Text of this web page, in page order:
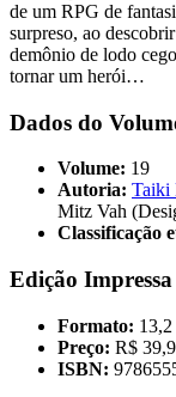
de um RPG de
surpreso, ao
demônio de lodo
tornar um herói…
Dados do
Volume: 19
Autoria: Taiki
Mitz Vah
Classificação
Edição Impressa
Formato:
Preço: R$
ISBN: